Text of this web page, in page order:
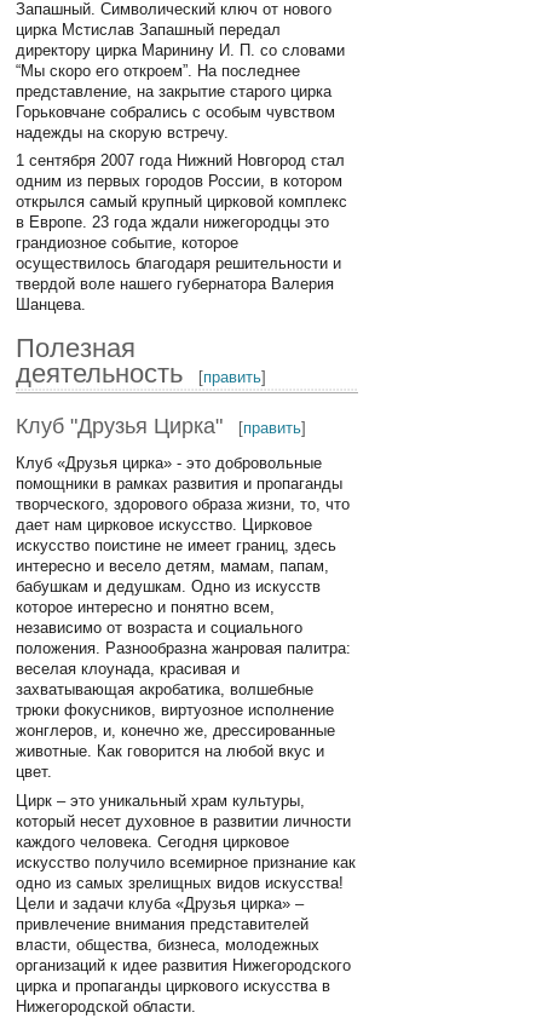
Запашный. Символический ключ от нового
цирка Мстислав Запашный передал
директору цирка Маринину И. П. со словами
“Мы скоро его откроем”. На последнее
представление, на закрытие старого цирка
Горьковчане собрались с особым чувством
надежды на скорую встречу.
1 сентября 2007 года Нижний Новгород стал
одним из первых городов России, в котором
открылся самый крупный цирковой комплекс
в Европе. 23 года ждали нижегородцы это
грандиозное событие, которое
осуществилось благодаря решительности и
твердой воле нашего губернатора Валерия
Шанцева.
Полезная
деятельность
[править]
Клуб "Друзья Цирка" [править]
Клуб «Друзья цирка» - это добровольные
помощники в рамках развития и пропаганды
творческого, здорового образа жизни, то, что
дает нам цирковое искусство. Цирковое
искусство поистине не имеет границ, здесь
интересно и весело детям, мамам, папам,
бабушкам и дедушкам. Одно из искусств
которое интересно и понятно всем,
независимо от возраста и социального
положения. Разнообразна жанровая палитра:
веселая клоунада, красивая и
захватывающая акробатика, волшебные
трюки фокусников, виртуозное исполнение
жонглеров, и, конечно же, дрессированные
животные. Как говорится на любой вкус и
цвет.
Цирк – это уникальный храм культуры,
который несет духовное в развитии личности
каждого человека. Сегодня цирковое
искусство получило всемирное признание как
одно из самых зрелищных видов искусства!
Цели и задачи клуба «Друзья цирка» –
привлечение внимания представителей
власти, общества, бизнеса, молодежных
организаций к идее развития Нижегородского
цирка и пропаганды циркового искусства в
Нижегородской области.